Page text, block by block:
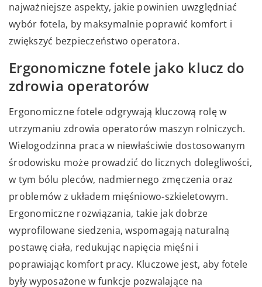
najważniejsze aspekty, jakie powinien uwzględniać
wybór fotela, by maksymalnie poprawić komfort i
zwiększyć bezpieczeństwo operatora.
Ergonomiczne fotele jako klucz do
zdrowia operatorów
Ergonomiczne fotele odgrywają kluczową rolę w
utrzymaniu zdrowia operatorów maszyn rolniczych.
Wielogodzinna praca w niewłaściwie dostosowanym
środowisku może prowadzić do licznych dolegliwości,
w tym bólu pleców, nadmiernego zmęczenia oraz
problemów z układem mięśniowo-szkieletowym.
Ergonomiczne rozwiązania, takie jak dobrze
wyprofilowane siedzenia, wspomagają naturalną
postawę ciała, redukując napięcia mięśni i
poprawiając komfort pracy. Kluczowe jest, aby fotele
były wyposażone w funkcje pozwalające na